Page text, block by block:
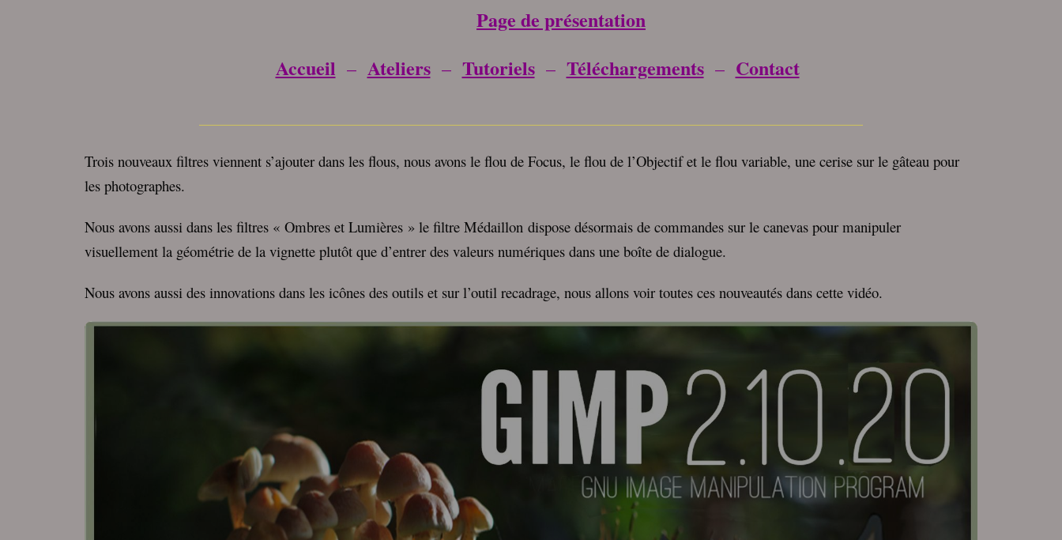
Page de présentation
Accueil – Ateliers– Tutoriels– Téléchargements– Contact
Trois nouveaux filtres viennent s’ajouter dans les flous, nous avons le flou de Focus, le flou de l’Objectif et le flou variable, une cerise sur le gâteau pour
les photographes.
Nous avons aussi dans les filtres « Ombres et Lumières » le filtre Médaillon dispose désormais de commandes sur le canevas pour manipuler
visuellement la géométrie de la vignette plutôt que d’entrer des valeurs numériques dans une boîte de dialogue.
Nous avons aussi des innovations dans les icônes des outils et sur l’outil recadrage, nous allons voir toutes ces nouveautés dans cette vidéo.
Lecteur